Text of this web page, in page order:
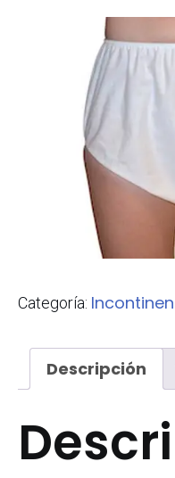
Categoría:
Descripción